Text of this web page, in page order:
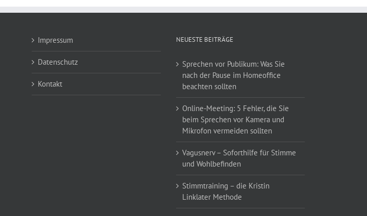
Impressum
Datenschutz
Kontakt
NEUESTE BEITRÄGE
Sprechen vor Publikum: Was Sie
nach der Pause im Homeoffice
beachten sollten
Online-Meeting: 5 Fehler, die Sie
beim Sprechen vor Kamera und
Mikrofon vermeiden sollten
Vagusnerv – Soforthilfe für Stimme
und Wohlbefinden
Stimmtraining – die Kristin
Linklater Methode